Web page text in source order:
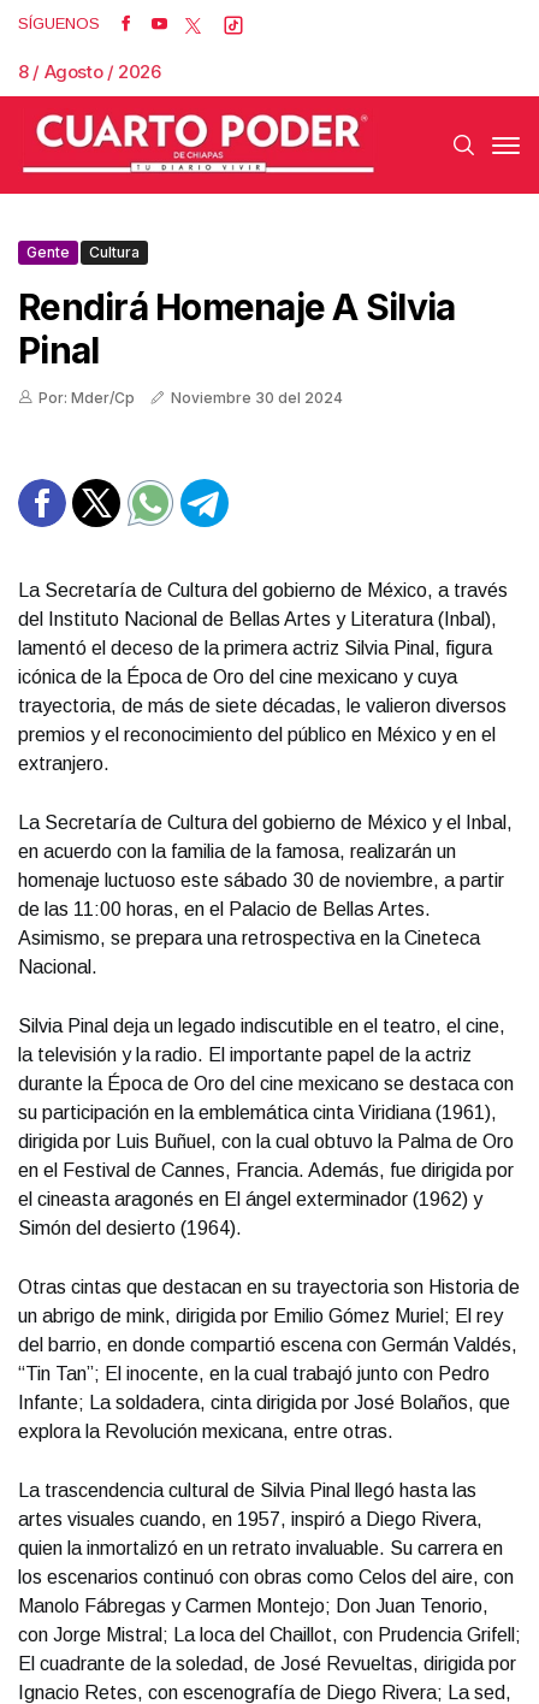
SÍGUENOS
8 / Agosto / 2026
Gente Cultura
Rendirá Homenaje A Silvia
Pinal
Por: Mder/Cp Noviembre 30 del 2024
La Secretaría de Cultura del gobierno de México, a través
del Instituto Nacional de Bellas Artes y Literatura (Inbal),
lamentó el deceso de la primera actriz Silvia Pinal, figura
icónica de la Época de Oro del cine mexicano y cuya
trayectoria, de más de siete décadas, le valieron diversos
premios y el reconocimiento del público en México y en el
extranjero.
La Secretaría de Cultura del gobierno de México y el Inbal,
en acuerdo con la familia de la famosa, realizarán un
homenaje luctuoso este sábado 30 de noviembre, a partir
de las 11:00 horas, en el Palacio de Bellas Artes.
Asimismo, se prepara una retrospectiva en la Cineteca
Nacional.
Silvia Pinal deja un legado indiscutible en el teatro, el cine,
la televisión y la radio. El importante papel de la actriz
durante la Época de Oro del cine mexicano se destaca con
su participación en la emblemática cinta Viridiana (1961),
dirigida por Luis Buñuel, con la cual obtuvo la Palma de Oro
en el Festival de Cannes, Francia. Además, fue dirigida por
el cineasta aragonés en El ángel exterminador (1962) y
Simón del desierto (1964).
Otras cintas que destacan en su trayectoria son Historia de
un abrigo de mink, dirigida por Emilio Gómez Muriel; El rey
del barrio, en donde compartió escena con Germán Valdés,
“Tin Tan”; El inocente, en la cual trabajó junto con Pedro
Infante; La soldadera, cinta dirigida por José Bolaños, que
explora la Revolución mexicana, entre otras.
La trascendencia cultural de Silvia Pinal llegó hasta las
artes visuales cuando, en 1957, inspiró a Diego Rivera,
quien la inmortalizó en un retrato invaluable. Su carrera en
los escenarios continuó con obras como Celos del aire, con
Manolo Fábregas y Carmen Montejo; Don Juan Tenorio,
con Jorge Mistral; La loca del Chaillot, con Prudencia Grifell;
El cuadrante de la soledad, de José Revueltas, dirigida por
Ignacio Retes, con escenografía de Diego Rivera; La sed,